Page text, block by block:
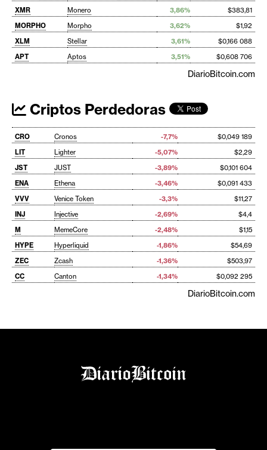
XMR
Monero 3,86%
$383,81
MORPHO
Morpho 3,62%
$1,92
XLM
Stellar 3,61%
$0,166 088
APT
Aptos 3,51% $0,608 706
DiarioBitcoin.com
Criptos Perdedoras
CRO Cronos -7,7%
$0,049 189
LIT
Lighter -5,07%
$2,29
JST
JUST -3,89%
$0,101 604
ENA
Ethena -3,46%
$0,091 433
VVV
Venice Token -3,3%
$11,27
INJ
Injective -2,69%
$4,4
M
MemeCore -2,48%
$1,15
HYPE
Hyperliquid -1,86%
$54,69
ZEC
Zcash -1,36%
$503,97
CC
Canton -1,34% $0,092 295
DiarioBitcoin.com